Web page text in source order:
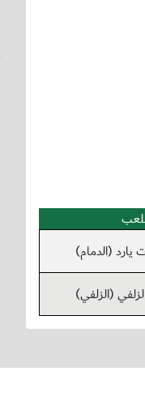
(الدمام)
(الزلفي)